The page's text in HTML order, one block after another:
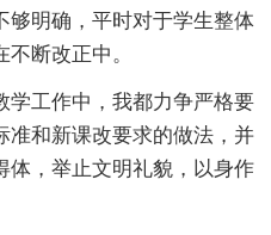
够明确，平时对于学生整体
断改正中。
工作中，我都力争严格要
准和新课改要求的做法，并
体，举止文明礼貌，以身作